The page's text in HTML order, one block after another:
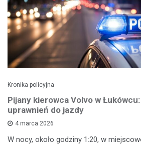
Kronika policyjna
Pijany kierowca Volvo w
uprawnień do jazdy
4 marca 2026
W nocy, około godziny 1:20, w